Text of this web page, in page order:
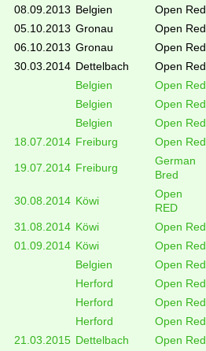
08.09.2013 Belgien Open Red
05.10.2013 Gronau Open Red
06.10.2013 Gronau Open Red
30.03.2014 Dettelbach Open Red
Belgien
Open Red
Belgien
Open Red
Belgien
Open Red
18.07.2014 Freiburg Open Red
19.07.2014 Freiburg
German
Bred
30.08.2014 Köwi
Open
RED
31.08.2014 Köwi Open Red
01.09.2014 Köwi Open Red
Belgien
Open Red
Herford
Open Red
Herford
Open Red
Herford
Open Red
21.03.2015 Dettelbach Open Red